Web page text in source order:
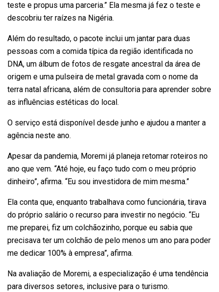
teste e propus uma parceria.” Ela mesma já fez o teste e
descobriu ter raízes na Nigéria.
Além do resultado, o pacote inclui um jantar para duas
pessoas com a comida típica da região identificada no
DNA, um álbum de fotos de resgate ancestral da área de
origem e uma pulseira de metal gravada com o nome da
terra natal africana, além de consultoria para aprender sobre
as influências estéticas do local.
O serviço está disponível desde junho e ajudou a manter a
agência neste ano.
Apesar da pandemia, Moremi já planeja retomar roteiros no
ano que vem. “Até hoje, eu faço tudo com o meu próprio
dinheiro”, afirma. “Eu sou investidora de mim mesma.”
Ela conta que, enquanto trabalhava como funcionária, tirava
do próprio salário o recurso para investir no negócio. “Eu
me preparei, fiz um colchãozinho, porque eu sabia que
precisava ter um colchão de pelo menos um ano para poder
me dedicar 100% à empresa”, afirma.
Na avaliação de Moremi, a especialização é uma tendência
para diversos setores, inclusive para o turismo.